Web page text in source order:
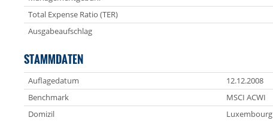
Total Expense Ratio (TER)
Ausgabeaufschlag
STAMMDATEN
Auflagedatum
12.12.2008
Benchmark
MSCI ACWI
Domizil
Luxembourg